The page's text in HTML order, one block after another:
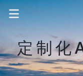
定制化